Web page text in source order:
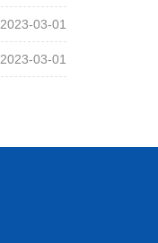
2023-03-01
2023-03-01